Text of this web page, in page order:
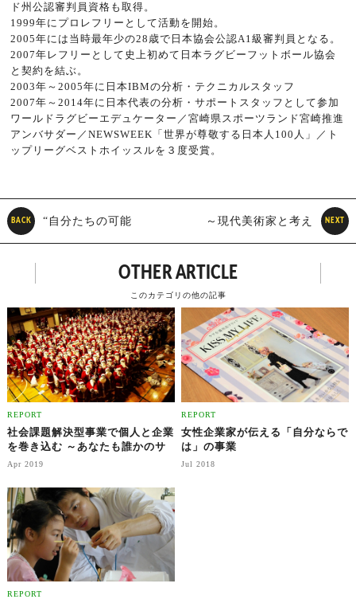
ド州公認審判員資格も取得。
1999年にプロレフリーとして活動を開始。
2005年には当時最年少の28歳で日本協会公認A1級審判員となる。
2007年レフリーとして史上初めて日本ラグビーフットボール協会
と契約を結ぶ。
2003年～2005年に日本IBMの分析・テクニカルスタッフ
2007年～2014年に日本代表の分析・サポートスタッフとして参加
ワールドラグビーエデュケーター／宮崎県スポーツランド宮崎推進
アンバサダー／NEWSWEEK「世界が尊敬する日本人100人」／ト
ップリーグベストホイッスルを３度受賞。
BACK “自分たちの可能
府県の一番搾り」の挑戦
NEXT
～現代美術家と考え
OTHER ARTICLE
このカテゴリの他の記事
REPORT
社会課題解決型事業で個人と企業
を巻き込む ～あなたも誰かのサ
ンタクロース～
Apr 2019
REPORT
女性企業家が伝える「自分ならで
は」の事業
Jul 2018
REPORT